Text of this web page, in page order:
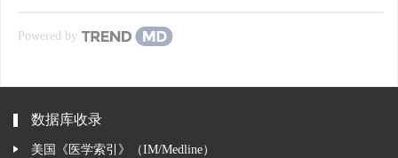
Powered by
数据库收录
美国《医学索引》（IM/Medline）